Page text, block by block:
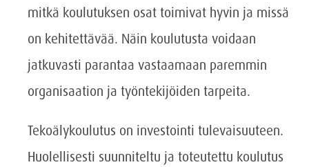
mitkä koulutuksen osat toimivat hyvin ja missä
on kehitettävää. Näin koulutusta voidaan
jatkuvasti parantaa vastaamaan paremmin
organisaation ja työntekijöiden tarpeita.
Tekoälykoulutus on investointi tulevaisuuteen.
Huolellisesti suunniteltu ja toteutettu koulutus